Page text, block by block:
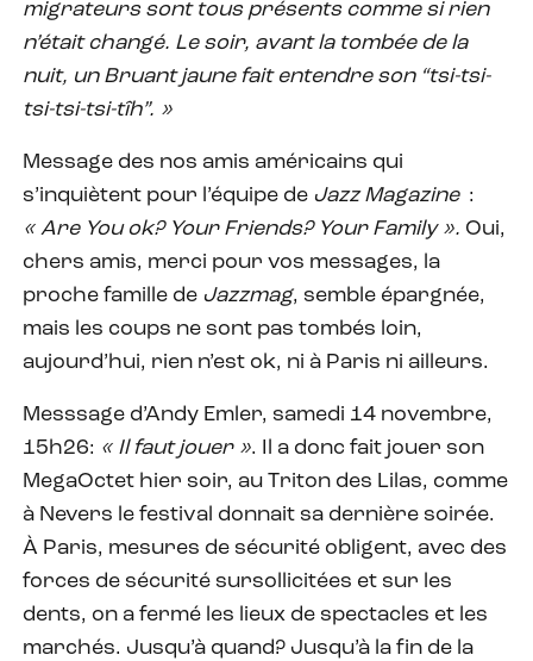
migrateurs sont tous présents comme si rien
n’était changé. Le soir, avant la tombée de la
nuit, un Bruant jaune fait entendre son “tsi-tsi-
tsi-tsi-tsi-tîh”. »
Message des nos amis américains qui
s’inquiètent pour l’équipe de Jazz Magazine :
« Are You ok? Your Friends? Your Family ». Oui,
chers amis, merci pour vos messages, la
proche famille de Jazzmag, semble épargnée,
mais les coups ne sont pas tombés loin,
aujourd’hui, rien n’est ok, ni à Paris ni ailleurs.
Messsage d’Andy Emler, samedi 14 novembre,
15h26: « Il faut jouer ». Il a donc fait jouer son
MegaOctet hier soir, au Triton des Lilas, comme
à Nevers le festival donnait sa dernière soirée.
À Paris, mesures de sécurité obligent, avec des
forces de sécurité sursollicitées et sur les
dents, on a fermé les lieux de spectacles et les
marchés. Jusqu’à quand? Jusqu’à la fin de la